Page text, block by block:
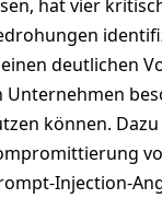
hat vier
deutlichen
Unternehmen
können. Dazu
Injection-